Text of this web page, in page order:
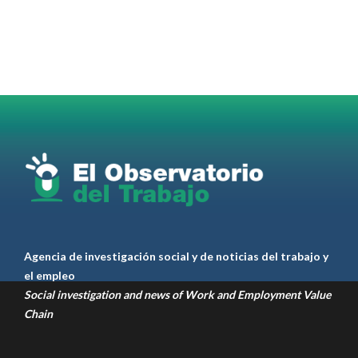
RT@casdcamioneros
1 1 Twitter
Agencia de investigación social y de noticias del trabajo y
el empleo
Social investigation and news of Work and Employment Value
Chain